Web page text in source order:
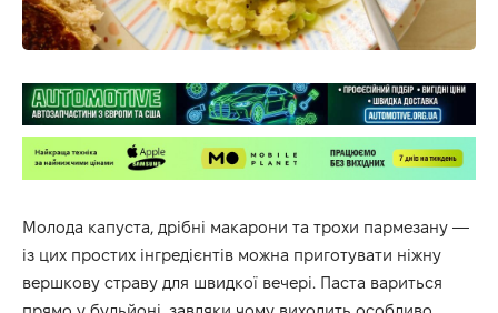
Молода капуста, дрібні макарони та трохи пармезану —
із цих простих інгредієнтів можна приготувати ніжну
вершкову страву для швидкої вечері. Паста вариться